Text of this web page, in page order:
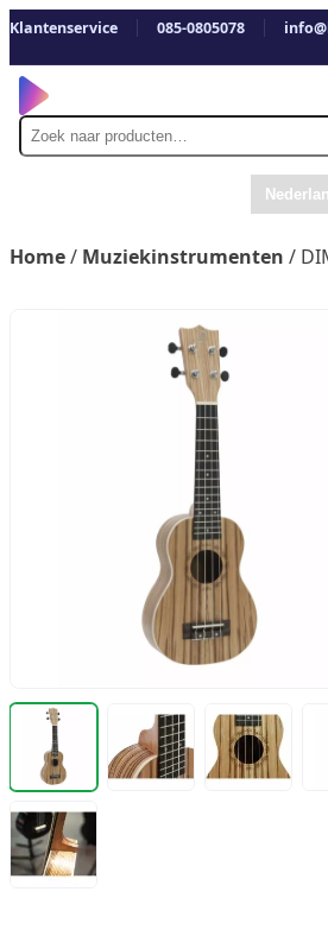
Klantenservice 085-0805078
Zoek
naar
Home/ Muziekinstrumenten /